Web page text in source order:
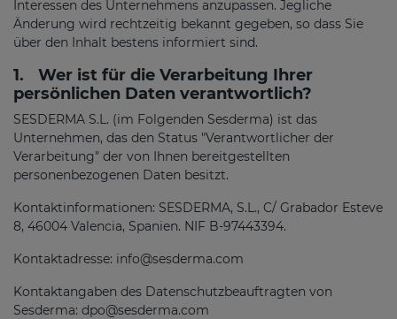
Interessen des Unternehmens anzupassen. Jegliche
Änderung wird rechtzeitig bekannt gegeben, so dass Sie
über den Inhalt bestens informiert sind.
1.
Wer ist für die Verarbeitung Ihrer
persönlichen Daten verantwortlich?
SESDERMA S.L. (im Folgenden Sesderma) ist das
Unternehmen, das den Status "Verantwortlicher der
Verarbeitung" der von Ihnen bereitgestellten
personenbezogenen Daten besitzt.
Kontaktinformationen: SESDERMA, S.L., C/ Grabador Esteve
8, 46004 Valencia, Spanien. NIF B-97443394.
Kontaktadresse: info@sesderma.com
Kontaktangaben des Datenschutzbeauftragten von
Sesderma: dpo@sesderma.com